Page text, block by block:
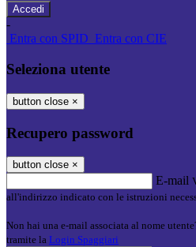
-
Entra con SPID Entra con CIE
Seleziona utente
button close ×
Recupero password
button close ×
E-mail
all'indirizzo indicato con le istruzioni
Non hai una e-mail associata al nome
tramite la Login Spaggiari